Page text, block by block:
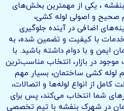
، یکی از مهمترین بخش‌های
صحیح و اصولی لوله کشی،
اضافی در آینده جلوگیری
خدمات با کیفیت و تضمین شده، به
و با دوام داشته باشید. با
موجود در بازار، انتخاب مناسب‌ترین
لوله کشی ساختمان، بسیار مهم
از انواع لوله‌ها و اتصالات،
شما انتخاب می‌کند، پس برای
در شهرک بنفشه با تیم تخصصی